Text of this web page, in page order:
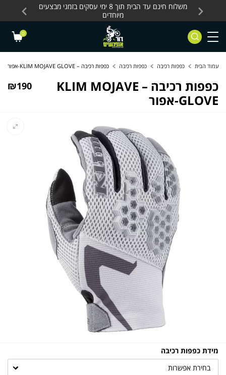
Skip to Content
Contact Us
כלים חשמליים
משלוח חינם עד הבית תוך 8 ימי עסקים בזמני מבצעים
מיוחדים
0
עמוד הבית כפפות רכיבה כפפות רכיבה כפפות רכיבה – KLIM MOJAVE GLOVE-אפור
כפפות רכיבה – KLIM MOJAVE
GLOVE-אפור
₪190
מידת כפפות רכיבה
בחירת אפשרות